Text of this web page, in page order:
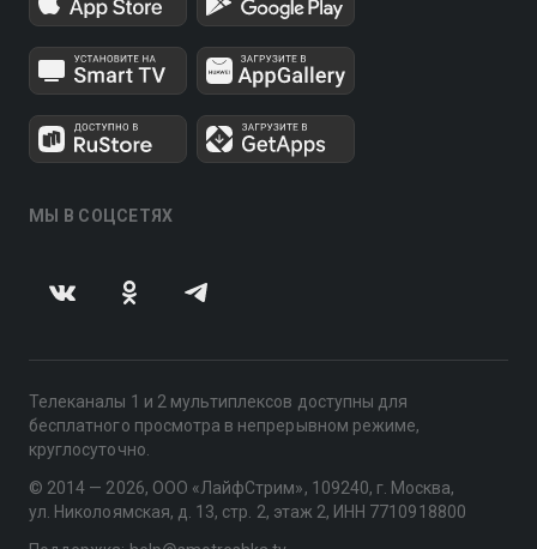
МЫ В СОЦСЕТЯХ
Телеканалы 1 и 2 мультиплексов доступны для
бесплатного просмотра в непрерывном режиме,
круглосуточно.
© 2014 — 2026, ООО «ЛайфСтрим», 109240, г. Москва,
ул. Николоямская, д. 13, стр. 2, этаж 2, ИНН 7710918800